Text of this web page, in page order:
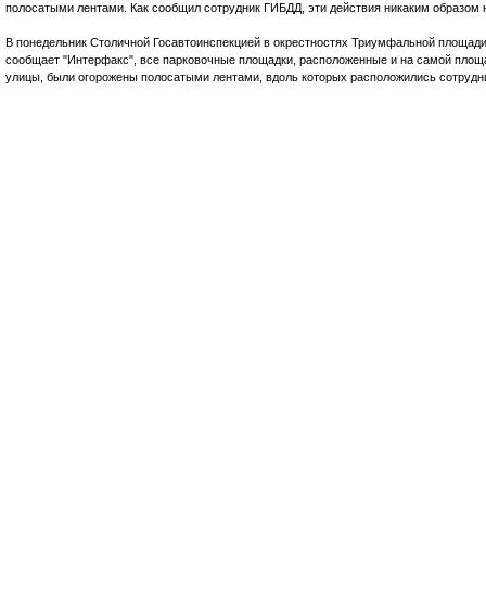
полосатыми лентами. Как сообщил сотрудник ГИБДД, эти действия никаким
В понедельник Столичной Госавтоинспекцией в окрестностях Триумфальной
сообщает "Интерфакс", все парковочные площадки, расположенные и на самой
улицы, были огорожены полосатыми лентами, вдоль которых расположились